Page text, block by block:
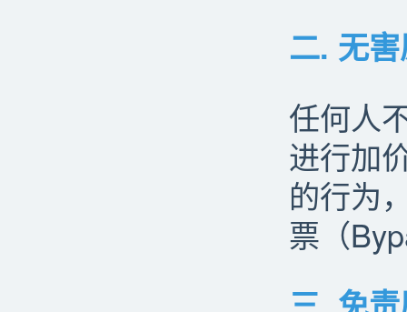
二. 无
任何人
进行加
的行为
票（